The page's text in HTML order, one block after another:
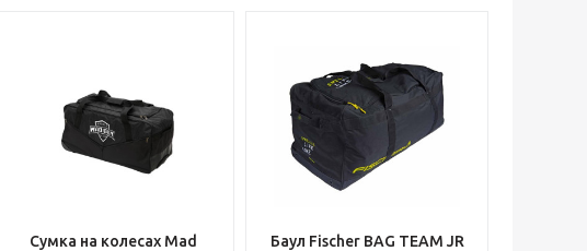
Сумка на колесах Mad
Баул Fischer BAG TEAM JR